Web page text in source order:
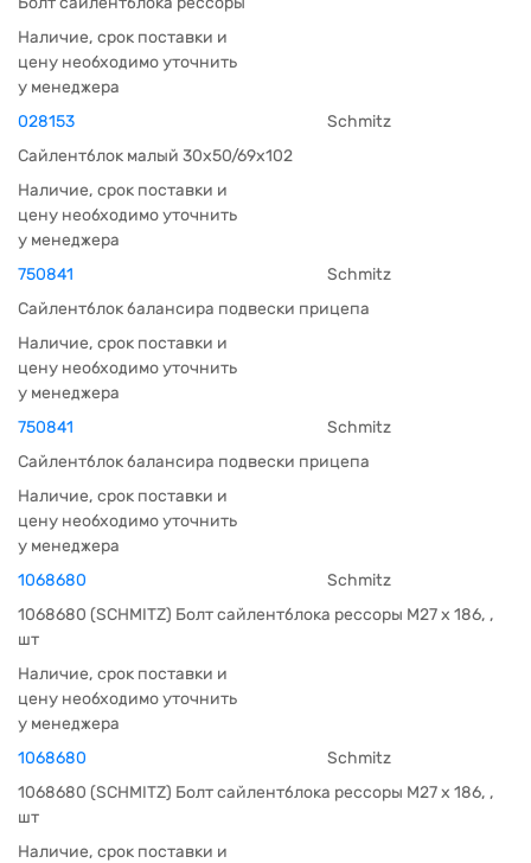
Наличие, срок поставки и
цену необходимо уточнить
у менеджера
028153
Schmitz
Сайлентблок малый 30x50/69x102
Наличие, срок поставки и
цену необходимо уточнить
у менеджера
750841
Schmitz
Сайлентблок балансира подвески прицепа
Наличие, срок поставки и
цену необходимо уточнить
у менеджера
750841
Schmitz
Сайлентблок балансира подвески прицепа
Наличие, срок поставки и
цену необходимо уточнить
у менеджера
1068680
Schmitz
1068680 (SCHMITZ) Болт сайлентблока рессоры M27 x 186, ,
шт
Наличие, срок поставки и
цену необходимо уточнить
у менеджера
1068680
Schmitz
1068680 (SCHMITZ) Болт сайлентблока рессоры M27 x 186, ,
шт
Наличие, срок поставки и